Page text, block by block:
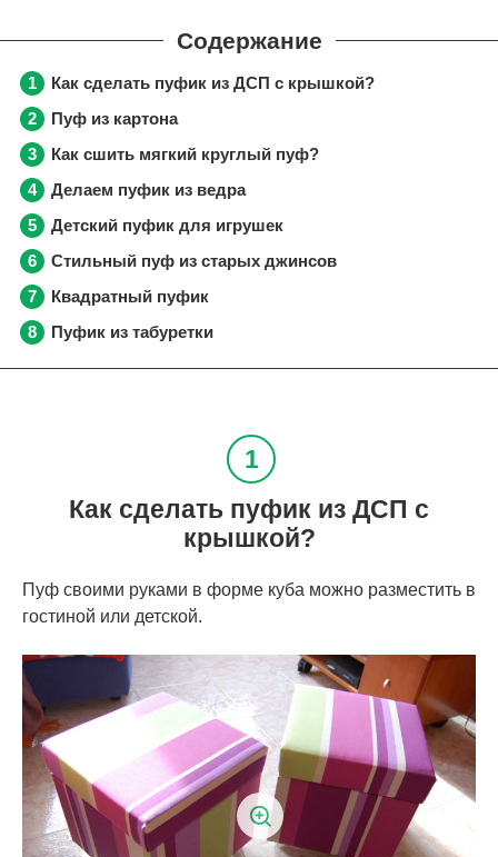
Как сделать пуфик из ДСП с крышкой?
Пуф из картона
Как сшить мягкий круглый пуф?
Делаем пуфик из ведра
Детский пуфик для игрушек
Стильный пуф из старых джинсов
Квадратный пуфик
Пуфик из табуретки
Как сделать пуфик из ДСП с
крышкой?
Пуф своими руками в форме куба можно разместить в
гостиной или детской.